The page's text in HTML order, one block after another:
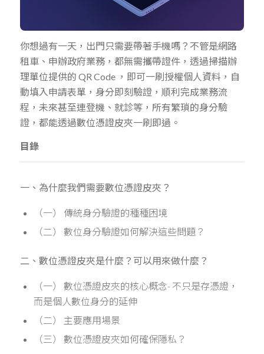
你想過有一天，出門只需要帶著手機嗎？不管是網路
租車、申辦政府業務，都無需攜帶證件，透過掃描辦
理單位提供的 QR Code ，即可一刷授權個人資料，自
動填入申請表單，身分即刻驗證，順利完成業務流
程，未來甚至連登機、就診等，所有繁瑣的身分驗
證，都能透過數位憑證皮夾一刷即過。
目錄
一、為什麼我們需要數位憑證皮夾？
（一） 傳統身分驗證的種種困境
（二） 數位身分驗證如何解決這些問題？
二、數位憑證皮夾是什麼？可以用來做什麼？
（一） 數位憑證皮夾的核心概念- 不只是存憑證，
而是個人數位身分的延伸
（二） 主要應用場景
（三） 數位憑證皮夾如何確保隱私？